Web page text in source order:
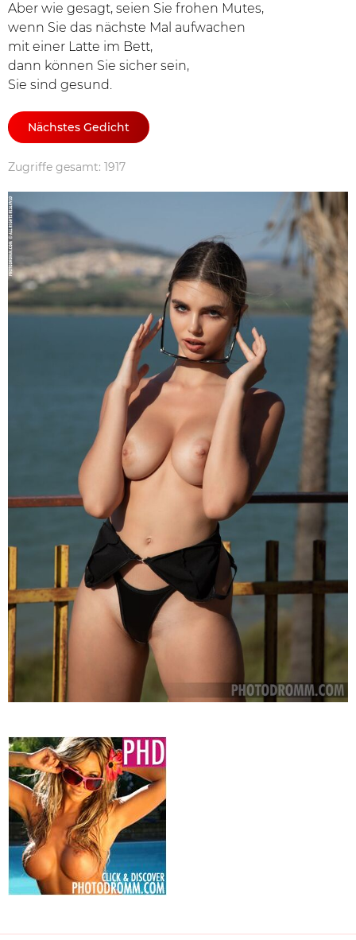
Aber wie gesagt, seien Sie frohen Mutes,
wenn Sie das nächste Mal aufwachen
mit einer Latte im Bett,
dann können Sie sicher sein,
Sie sind gesund.
Nächstes Gedicht
Zugriffe gesamt: 1917